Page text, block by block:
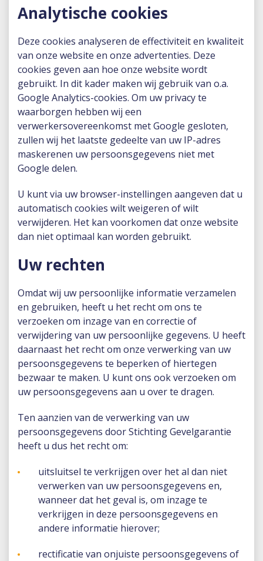
Analytische cookies
Deze cookies analyseren de effectiviteit en kwaliteit
van onze website en onze advertenties. Deze
cookies geven aan hoe onze website wordt
gebruikt. In dit kader maken wij gebruik van o.a.
Google Analytics-cookies. Om uw privacy te
waarborgen hebben wij een
verwerkersovereenkomst met Google gesloten,
zullen wij het laatste gedeelte van uw IP-adres
maskerenen uw persoonsgegevens niet met
Google delen.
U kunt via uw browser-instellingen aangeven dat u
automatisch cookies wilt weigeren of wilt
verwijderen. Het kan voorkomen dat onze website
dan niet optimaal kan worden gebruikt.
Uw rechten
Omdat wij uw persoonlijke informatie verzamelen
en gebruiken, heeft u het recht om ons te
verzoeken om inzage van en correctie of
verwijdering van uw persoonlijke gegevens. U heeft
daarnaast het recht om onze verwerking van uw
persoonsgegevens te beperken of hiertegen
bezwaar te maken. U kunt ons ook verzoeken om
uw persoonsgegevens aan u over te dragen.
Ten aanzien van de verwerking van uw
persoonsgegevens door Stichting Gevelgarantie
heeft u dus het recht om:
uitsluitsel te verkrijgen over het al dan niet
verwerken van uw persoonsgegevens en,
wanneer dat het geval is, om inzage te
verkrijgen in deze persoonsgegevens en
andere informatie hierover;
rectificatie van onjuiste persoonsgegevens of